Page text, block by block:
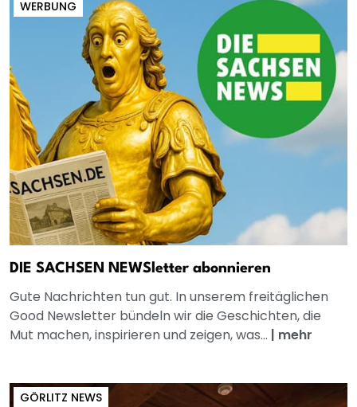
WERBUNG
DIE SACHSEN NEWSletter abonnieren
Gute Nachrichten tun gut. In unserem freitäglichen
Good Newsletter bündeln wir die Geschichten, die
Mut machen, inspirieren und zeigen, was... | mehr
GÖRLITZ NEWS